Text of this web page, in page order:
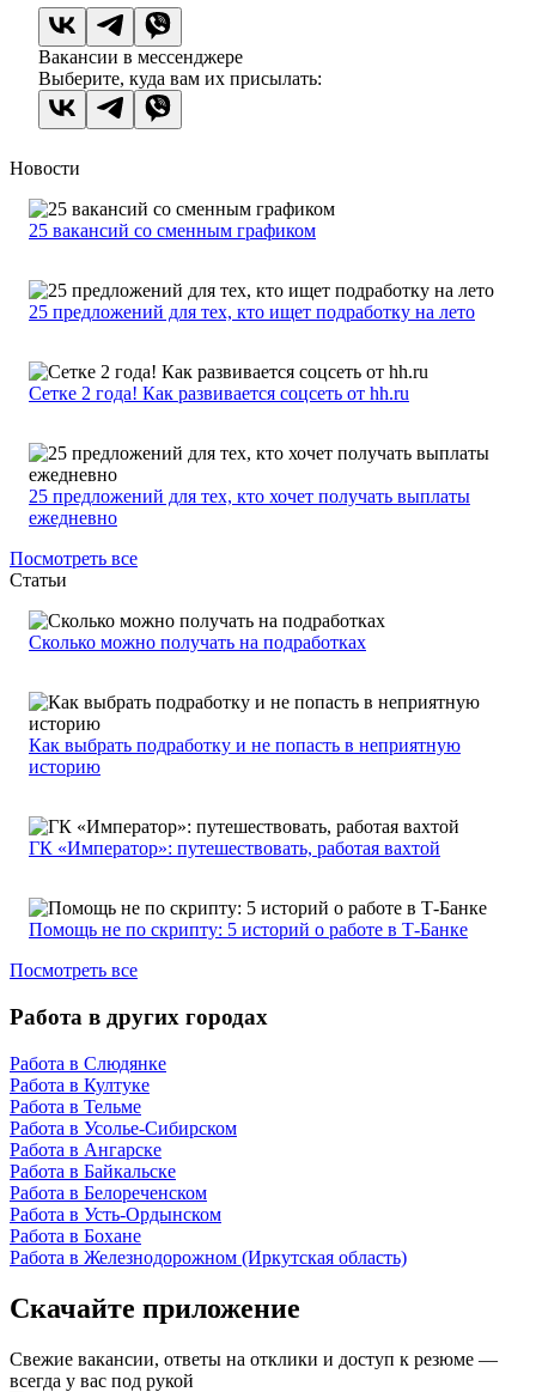
Вакансии в мессенджере
Выберите, куда вам их присылать:
Новости
25 вакансий со сменным графиком
25 предложений для тех, кто ищет подработку на лето
Сетке 2 года! Как развивается соцсеть от hh.ru
25 предложений для тех, кто хочет получать выплаты
ежедневно
Посмотреть все
Статьи
Сколько можно получать на подработках
Как выбрать подработку и не попасть в неприятную
историю
ГК «Император»: путешествовать, работая вахтой
Помощь не по скрипту: 5 историй о работе в Т-Банке
Посмотреть все
Работа в других городах
Работа в Слюдянке
Работа в Култуке
Работа в Тельме
Работа в Усолье-Сибирском
Работа в Ангарске
Работа в Байкальске
Работа в Белореченском
Работа в Усть-Ордынском
Работа в Бохане
Работа в Железнодорожном (Иркутская область)
Скачайте приложение
Свежие вакансии, ответы на отклики и доступ к резюме —
всегда у вас под рукой